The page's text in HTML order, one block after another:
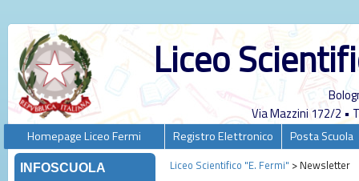
Liceo
Via Mazzini 172/2 •
Homepage Liceo Fermi Registro Elettronico Posta Scuola
INFOSCUOLA Liceo Scientifico "E. Fermi" > Newsletter